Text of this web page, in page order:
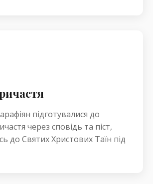
підготувалися до
через сповідь та піст,
до Святих Христових Таїн під